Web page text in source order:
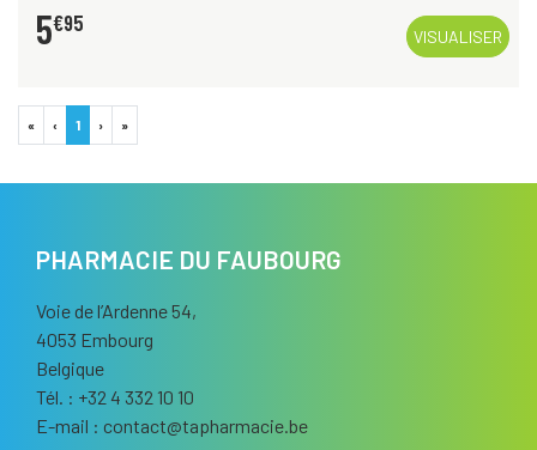
5€95
VISUALISER
« ‹ 1 › »
PHARMACIE DU FAUBOURG
Voie de l’Ardenne 54,
4053 Embourg
Belgique
Tél. : +32 4 332 10 10
E-mail : contact@tapharmacie.be